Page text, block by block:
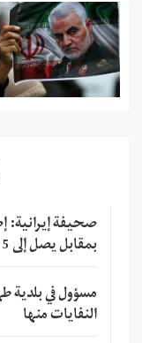
صحيفة إيرانية:
بمقابل يصل إلى 5 ملايين تومان
مسؤول في بلدية
النفايات منها